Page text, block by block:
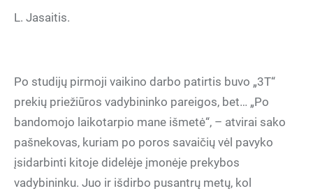
L. Jasaitis.
Po studijų pirmoji vaikino darbo patirtis buvo „3T“
prekių priežiūros vadybininko pareigos, bet… „Po
bandomojo laikotarpio mane išmetė“, – atvirai sako
pašnekovas, kuriam po poros savaičių vėl pavyko
įsidarbinti kitoje didelėje įmonėje prekybos
vadybininku. Juo ir išdirbo pusantrų metų, kol